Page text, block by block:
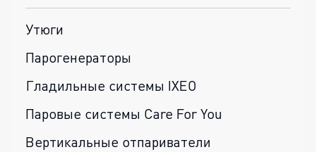
Утюги
Парогенераторы
Гладильные системы IXEO
Паровые системы Care For You
Вертикальные отпариватели